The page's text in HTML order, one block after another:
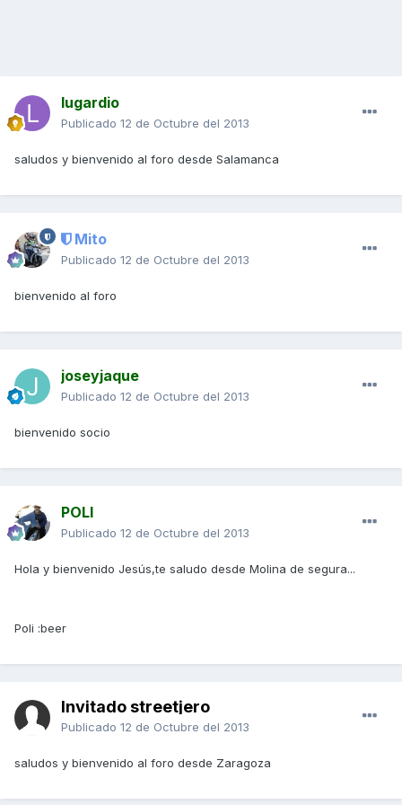
lugardio
Publicado 12 de Octubre del 2013
saludos y bienvenido al foro desde Salamanca
Mito
Publicado 12 de Octubre del 2013
bienvenido al foro
joseyjaque
Publicado 12 de Octubre del 2013
bienvenido socio
POLI
Publicado 12 de Octubre del 2013
Hola y bienvenido Jesús,te saludo desde Molina de segura...
Poli :beer
Invitado streetjero
Publicado 12 de Octubre del 2013
saludos y bienvenido al foro desde Zaragoza